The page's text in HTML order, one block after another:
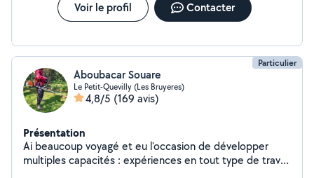
l'entretien général des extérieurs. À l'écoute de mes
clients, je les conseille et leur propose des solutions
envies. Tous mes devis
Voir le profil Contacter
Particulier
Aboubacar Souare
Le Petit-Quevilly (Les Bruyeres)
4,8/5 (169 avis)
Présentation
Ai beaucoup voyagé et eu l'occasion de développer
multiples capacités : expériences en tout type de travail